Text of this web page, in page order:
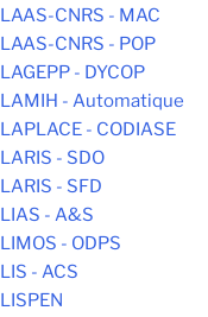
LAAS-CNRS - MAC
LAAS-CNRS - POP
LAGEPP - DYCOP
LAMIH - Automatique
LAPLACE - CODIASE
LARIS - SDO
LARIS - SFD
LIAS - A&S
LIMOS - ODPS
LIS - ACS
LISPEN